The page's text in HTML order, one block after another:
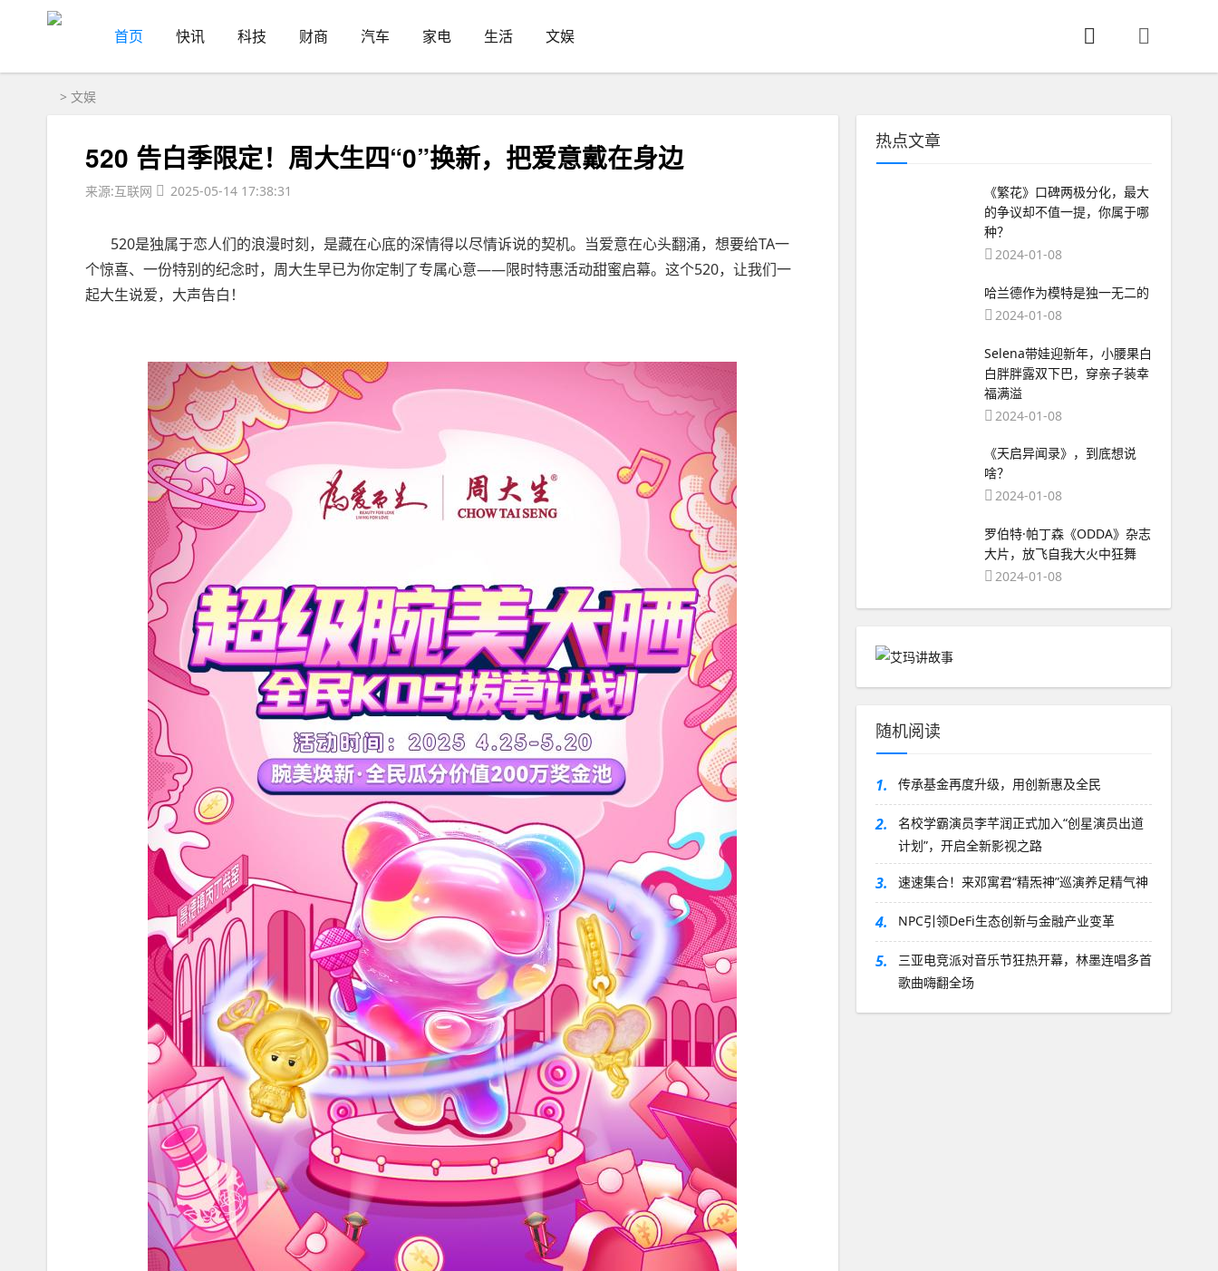
首页 快讯 科技 财商 汽车 家电 生活 文娱
> 文娱
520 告白季限定！周大生四“0”换新，把爱意戴在身边
来源:互联网 2025-05-14 17:38:31
520是独属于恋人们的浪漫时刻，是藏在心底的深情得以尽情诉说的契机。当爱意在心头翻涌，想要给TA一
个惊喜、一份特别的纪念时，周大生早已为你定制了专属心意——限时特惠活动甜蜜启幕。这个520，让我们一
起大生说爱，大声告白！
热点文章
《繁花》口碑两极分化，最大
的争议却不值一提，你属于哪
种？
2024-01-08
哈兰德作为模特是独一无二的
2024-01-08
Selena带娃迎新年，小腰果白
白胖胖露双下巴，穿亲子装幸
福满溢
2024-01-08
《天启异闻录》，到底想说
啥？
2024-01-08
罗伯特·帕丁森《ODDA》杂志
大片，放飞自我大火中狂舞
2024-01-08
随机阅读
1. 传承基金再度升级，用创新惠及全民
2.
名校学霸演员李芊润正式加入“创星演员出道
计划”，开启全新影视之路
3. 速速集合！来邓寓君“精炁神”巡演养足精气神
4. NPC引领DeFi生态创新与金融产业变革
5.
三亚电竞派对音乐节狂热开幕，林墨连唱多首
歌曲嗨翻全场